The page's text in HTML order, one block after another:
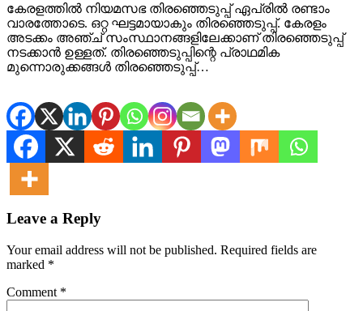
കേരളത്തില്‍ നിയമസഭ തിരഞ്ഞെടുപ്പ് ഏപ്രില്‍ രണ്ടാം
വാരത്തോടെ. ഒറ്റ ഘട്ടമായാകും തിരഞ്ഞെടുപ്പ്. കേരളം
അടക്കം അഞ്ച് സംസ്ഥാനങ്ങളിലേക്കാണ് തിരഞ്ഞെടുപ്പ്
നടക്കാന്‍ ഉള്ളത്. തിരഞ്ഞെടുപ്പിന്റെ പ്രാഥമിക
മുന്നൊരുക്കങ്ങള്‍ തിരഞ്ഞെടുപ്പ്…
Leave a Reply
Your email address will not be published. Required fields are
marked *
Comment *